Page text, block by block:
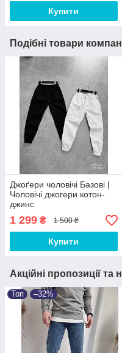
Купити
Подібні товари
Джоґери чоловічі Базові |
Чоловічі джогери котон-
джинс
1 299 ₴ 1 500 ₴
Купити
Акційні пропозиції та
Топ –32%